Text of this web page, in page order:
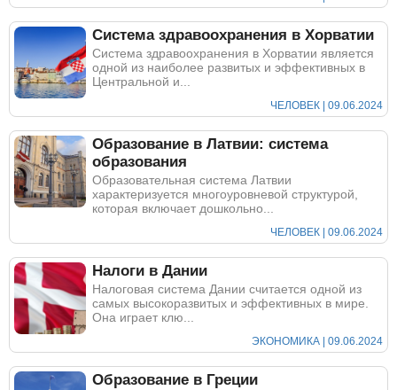
Система здравоохранения в Хорватии
Система здравоохранения в Хорватии является
одной из наиболее развитых и эффективных в
Центральной и...
ЧЕЛОВЕК | 09.06.2024
Образование в Латвии: система
образования
Образовательная система Латвии
характеризуется многоуровневой структурой,
которая включает дошкольно...
ЧЕЛОВЕК | 09.06.2024
Налоги в Дании
Налоговая система Дании считается одной из
самых высокоразвитых и эффективных в мире.
Она играет клю...
ЭКОНОМИКА | 09.06.2024
Образование в Греции